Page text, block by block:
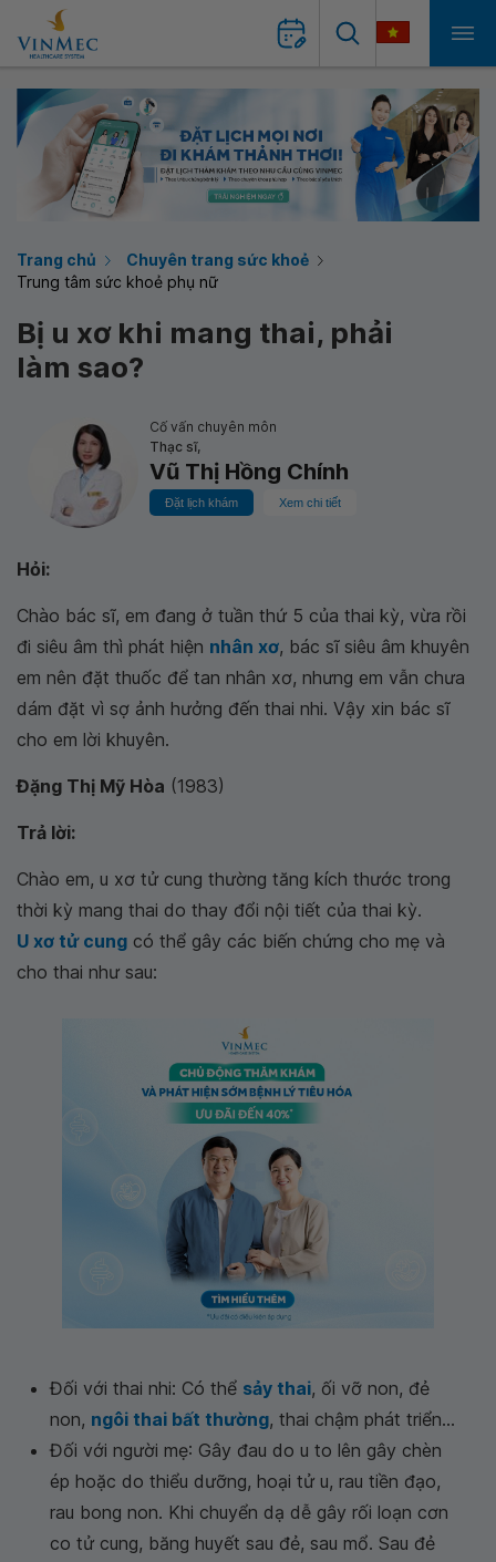
Trang chủ
Chuyên trang sức khoẻ
Trung tâm sức khoẻ phụ nữ
Bị u xơ khi mang thai, phải
làm sao?
Cố vấn chuyên môn
Thạc sĩ,
Vũ Thị Hồng Chính
Đặt lịch khám Xem chi tiết
Hỏi:
Chào bác sĩ, em đang ở tuần thứ 5 của thai kỳ, vừa rồi
đi siêu âm thì phát hiện nhân xơ, bác sĩ siêu âm khuyên
em nên đặt thuốc để tan nhân xơ, nhưng em vẫn chưa
dám đặt vì sợ ảnh hưởng đến thai nhi. Vậy xin bác sĩ
cho em lời khuyên.
Đặng Thị Mỹ Hòa (1983)
Trả lời:
Chào em, u xơ tử cung thường tăng kích thước trong
thời kỳ mang thai do thay đổi nội tiết của thai kỳ.
U xơ tử cung có thể gây các biến chứng cho mẹ và
cho thai như sau:
Đối với thai nhi: Có thể sảy thai, ối vỡ non, đẻ
non, ngôi thai bất thường, thai chậm phát triển...
Đối với người mẹ: Gây đau do u to lên gây chèn
ép hoặc do thiểu dưỡng, hoại tử u, rau tiền đạo,
rau bong non. Khi chuyển dạ dễ gây rối loạn cơn
co tử cung, băng huyết sau đẻ, sau mổ. Sau đẻ